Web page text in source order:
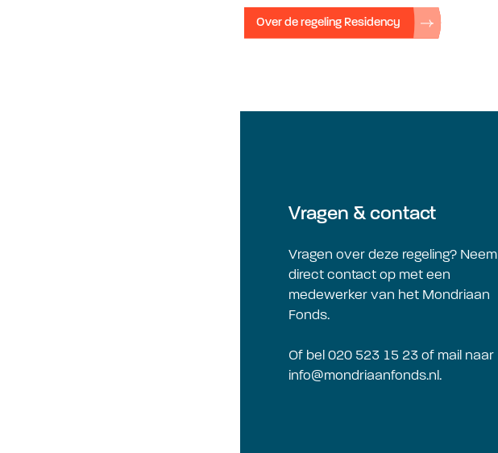
Over de regeling Residency
Vragen & contact
Vragen over deze regeling? Neem
direct contact op met een
medewerker van het Mondriaan
Fonds.
Of bel 020 523 15 23 of mail naar
info@mondriaanfonds.nl.